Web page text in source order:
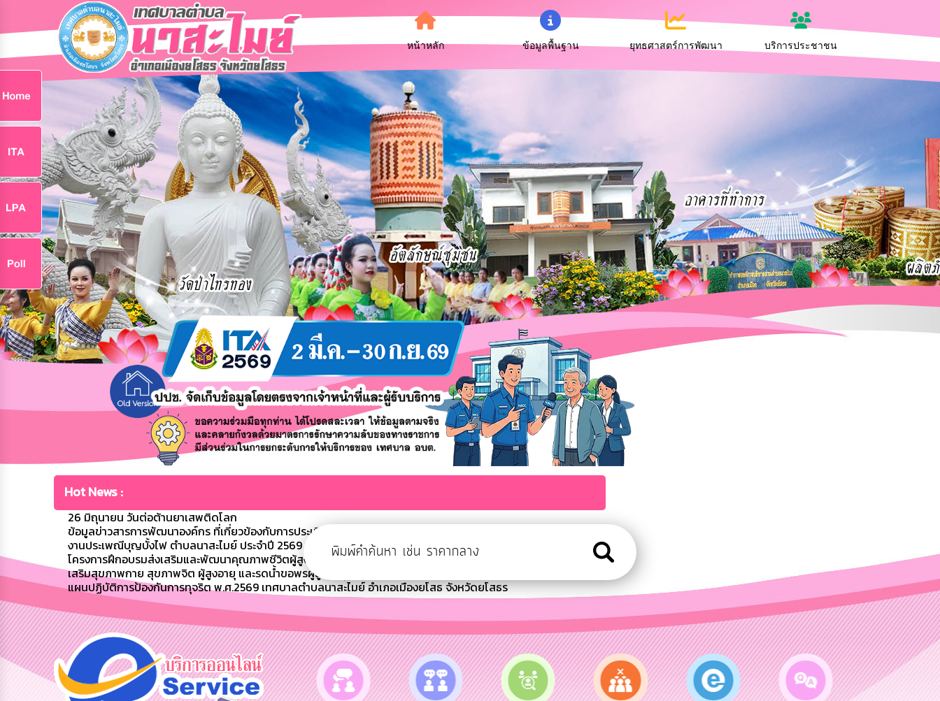
หน้าหลัก ข้อมูลพื้นฐาน ยุทธศาสตร์การพัฒนา บริการประชาชน
Hot News :
26 มิถุนายน วันต่อต้านยาเสพติดโลก
ข้อมูลข่าวสารการพัฒนาองค์กร ที่เกี่ยวข้องกับการประเมิน ITA ประจำปีงบประมาณ พ.ศ. 2569
งานประเพณีบุญบั้งไฟ ตำบลนาสะไมย์ ประจำปี 2569
โครงการฝึกอบรมส่งเสริมและพัฒนาคุณภาพชีวิตผู้สูงอายุจัดให้มีกิจกรรม ตรวจสุขภาพเบื้องต้นสำหรับผู้สูงอายุ ฝึกอบรมส่ง
เสริมสุขภาพกาย สุขภาพจิต ผู้สูงอายุ และรดน้ำขอพรผู้สูงอายุเนื่องในวันสงกรานต์ ประจำปี 2
แผนปฏิบัติการป้องกันการทุจริต พ.ศ.2569 เทศบาลตำบลนาสะไมย์ อำเภอเมืองยโสธ จังหวัดยโสธร